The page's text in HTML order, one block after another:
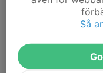
Vera Gadd. Deras
Resultat Sport-SM
Så